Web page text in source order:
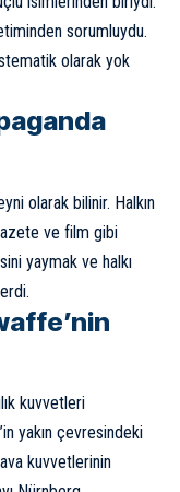
sorumluydu.
olarak yok
olarak bilinir. Halkın
ve film gibi
yaymak ve halkı
kuvvetleri
yakın çevresindeki
kuvvetlerinin